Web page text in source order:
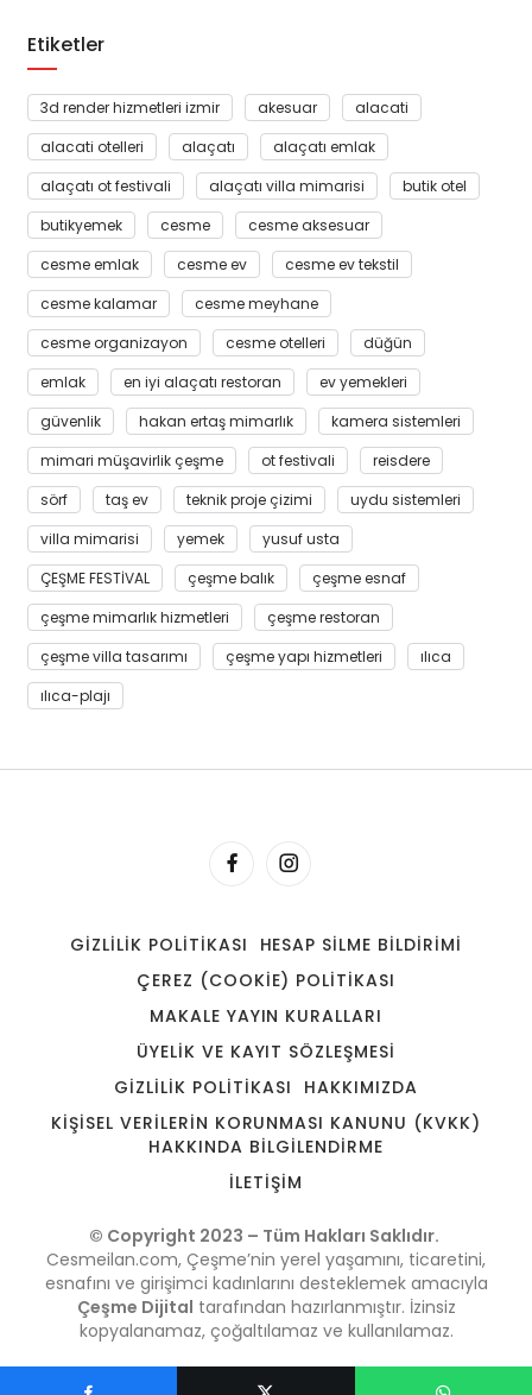
@hanimeli_evv_yemekleri'in paylaştığı bir gönderi
Etiketler
3d render hizmetleri izmir akesuar
alacati
alacati otelleri
alaçatı
alaçatı emlak
alaçatı ot festivali
alaçatı villa mimarisi
butik otel
butikyemek
cesme
cesme aksesuar
cesme emlak
cesme ev
cesme ev tekstil
cesme kalamar
cesme meyhane
cesme organizayon
cesme otelleri
düğün
emlak
en iyi alaçatı restoran
ev yemekleri
güvenlik
hakan ertaş mimarlık
kamera sistemleri
mimari müşavirlik çeşme
ot festivali
reisdere
sörf
taş ev teknik proje çizimi
uydu sistemleri
villa mimarisi
yemek
yusuf usta
ÇEŞME FESTİVAL
çeşme balık
çeşme esnaf
çeşme mimarlık hizmetleri
çeşme restoran
çeşme villa tasarımı
çeşme yapı hizmetleri
ılıca
ılıca-plajı
GIZLILIK POLITIKASI
HESAP SILME BILDIRIMI
ÇEREZ (COOKIE) POLITIKASI
MAKALE YAYIN KURALLARI
ÜYELIK VE KAYIT SÖZLEŞMESI
GIZLILIK POLITIKASI
HAKKIMIZDA
KIŞISEL VERILERIN KORUNMASI KANUNU (KVKK)
HAKKINDA BILGILENDIRME
İLETIŞIM
© Copyright 2023 – Tüm Hakları Saklıdır.
Cesmeilan.com, Çeşme’nin yerel yaşamını, ticaretini,
esnafını ve girişimci kadınlarını desteklemek amacıyla
Çeşme Dijital tarafından hazırlanmıştır. İzinsiz
kopyalanamaz, çoğaltılamaz ve kullanılamaz.